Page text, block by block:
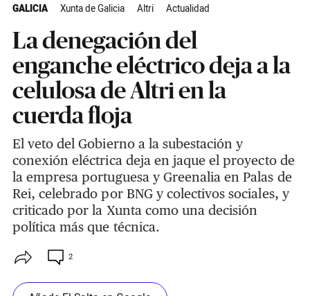
GALICIA Xunta de Galicia Altri Actualidad
La denegación del
enganche eléctrico deja a la
celulosa de Altri en la
cuerda floja
El veto del Gobierno a la subestación y
conexión eléctrica deja en jaque el proyecto de
la empresa portuguesa y Greenalia en Palas de
Rei, celebrado por BNG y colectivos sociales, y
criticado por la Xunta como una decisión
política más que técnica.
2